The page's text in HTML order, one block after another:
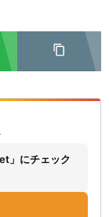
」にチェック